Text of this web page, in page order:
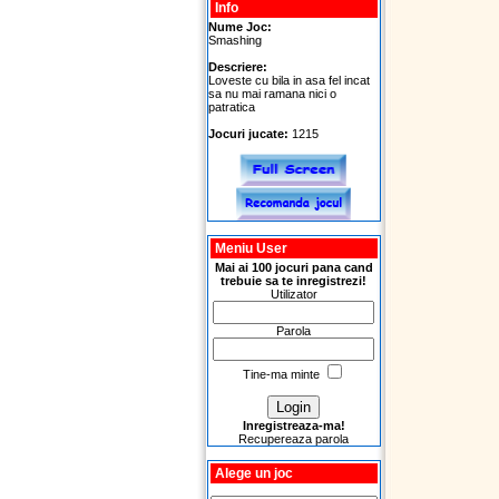
Info
Nume Joc:
Smashing
Descriere:
Loveste cu bila in asa fel incat
sa nu mai ramana nici o
patratica
Jocuri jucate: 1215
Meniu User
Mai ai 100 jocuri pana cand
trebuie sa te inregistrezi!
Utilizator
Parola
Tine-ma minte
Inregistreaza-ma!
Recupereaza parola
Alege un joc